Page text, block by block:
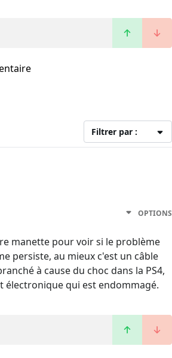
Filtrer par :
OPTIONS
manette pour voir si le problème
persiste, au mieux c'est un câble
à cause du choc dans la PS4,
électronique qui est endommagé.